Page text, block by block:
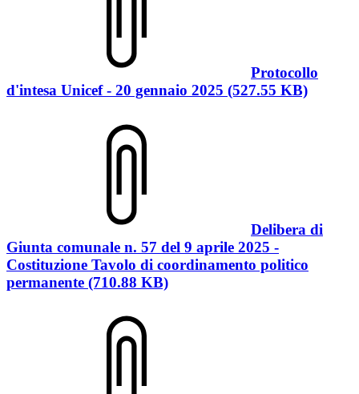
Protocollo
d'intesa Unicef - 20 gennaio 2025 (527.55 KB)
Delibera di
Giunta comunale n. 57 del 9 aprile 2025 -
Costituzione Tavolo di coordinamento politico
permanente (710.88 KB)